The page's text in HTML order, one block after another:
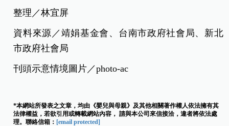
整理／林宜屏
資料來源／靖娟基金會、台南市政府社會局、新北
市政府社會局
刊頭示意情境圖片／photo-ac
*本網站所發表之文章，均由《嬰兒與母親》及其他相關著作權人依法擁有其
法律權益，若欲引用或轉載網站內容， 請與本公司來信接洽，違者將依法處
理。聯絡信箱： [email protected]